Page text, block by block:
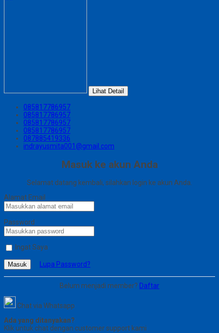
Lihat Detail
085817786957
085817786957
085817786957
085817786957
087885419336
indrayusmita001@gmail.com
Masuk ke akun Anda
Selamat datang kembali, silahkan login ke akun Anda.
Alamat Email
Password
Ingat Saya
Masuk Lupa Password?
Belum menjadi member? Daftar
Chat via Whatsapp
Ada yang ditanyakan?
Klik untuk chat dengan customer support kami